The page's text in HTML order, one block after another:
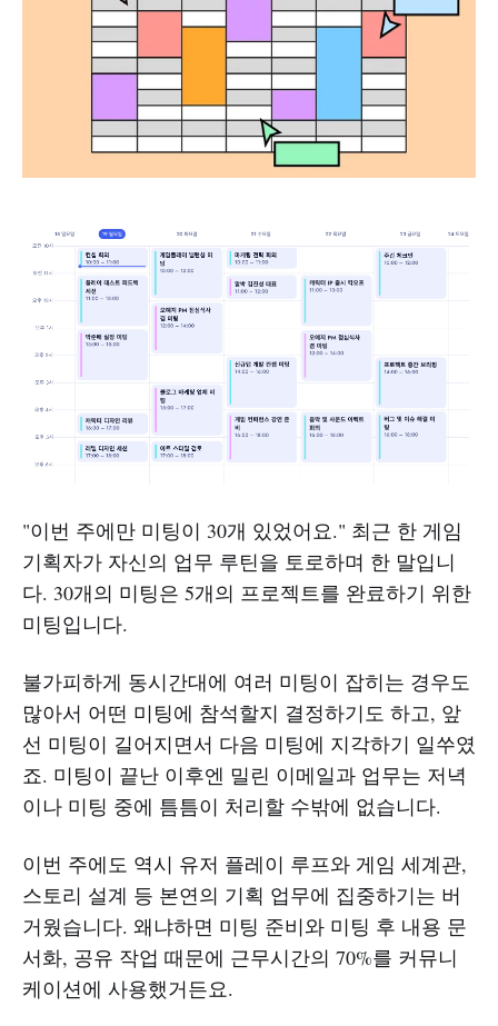
"이번 주에만 미팅이 30개 있었어요." 최근 한 게임
기획자가 자신의 업무 루틴을 토로하며 한 말입니
다. 30개의 미팅은 5개의 프로젝트를 완료하기 위한
미팅입니다.
불가피하게 동시간대에 여러 미팅이 잡히는 경우도
많아서 어떤 미팅에 참석할지 결정하기도 하고, 앞
선 미팅이 길어지면서 다음 미팅에 지각하기 일쑤였
죠. 미팅이 끝난 이후엔 밀린 이메일과 업무는 저녁
이나 미팅 중에 틈틈이 처리할 수밖에 없습니다.
이번 주에도 역시 유저 플레이 루프와 게임 세계관,
스토리 설계 등 본연의 기획 업무에 집중하기는 버
거웠습니다. 왜냐하면 미팅 준비와 미팅 후 내용 문
서화, 공유 작업 때문에 근무시간의 70%를 커뮤니
케이션에 사용했거든요.